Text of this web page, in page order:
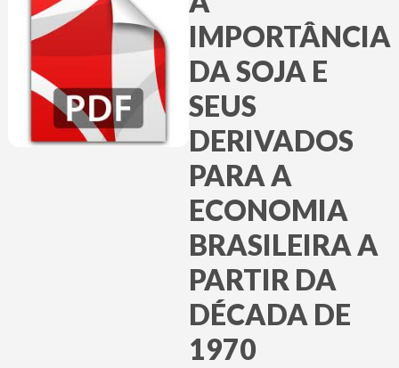
IMPORTÂNCIA
DA SOJA E
SEUS
DERIVADOS
PARA A
ECONOMIA
BRASILEIRA A
PARTIR DA
DÉCADA DE
1970